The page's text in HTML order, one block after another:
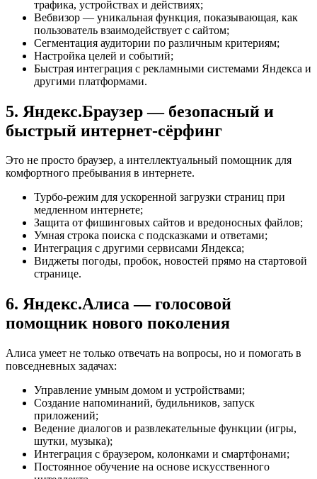
трафика, устройствах и действиях;
Вебвизор — уникальная функция, показывающая, как
пользователь взаимодействует с сайтом;
Сегментация аудитории по различным критериям;
Настройка целей и событий;
Быстрая интеграция с рекламными системами Яндекса и
другими платформами.
5. Яндекс.Браузер — безопасный и
быстрый интернет-сёрфинг
Это не просто браузер, а интеллектуальный помощник для
комфортного пребывания в интернете.
Турбо-режим для ускоренной загрузки страниц при
медленном интернете;
Защита от фишинговых сайтов и вредоносных файлов;
Умная строка поиска с подсказками и ответами;
Интеграция с другими сервисами Яндекса;
Виджеты погоды, пробок, новостей прямо на стартовой
странице.
6. Яндекс.Алиса — голосовой
помощник нового поколения
Алиса умеет не только отвечать на вопросы, но и помогать в
повседневных задачах:
Управление умным домом и устройствами;
Создание напоминаний, будильников, запуск
приложений;
Ведение диалогов и развлекательные функции (игры,
шутки, музыка);
Интеграция с браузером, колонками и смартфонами;
Постоянное обучение на основе искусственного